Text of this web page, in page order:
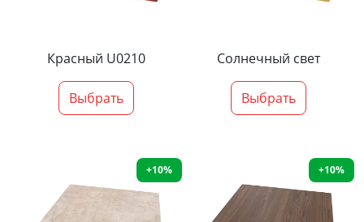
Красный U0210
Выбрать
Солнечный свет
Выбрать
+10% +10%